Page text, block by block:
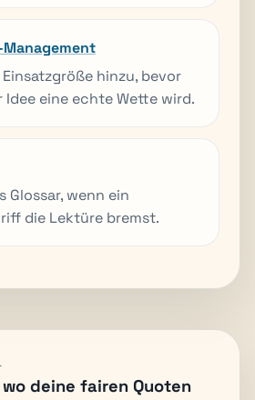
Einsatzgröße hinzu, bevor
Idee eine echte Wette wird.
Glossar, wenn ein
die Lektüre bremst.
deine fairen Quoten